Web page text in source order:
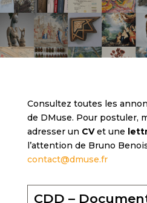
Consultez toutes les
de DMuse. Pour postuler,
adresser un CVet une
l’attention de Bruno
contact@dmuse.fr
CDD –